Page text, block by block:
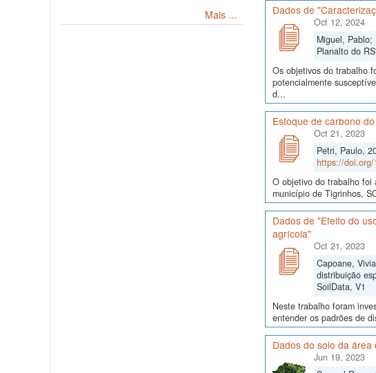
Mais ... Dados de
Oct 12, 2024
Miguel, Pablo;
Planalto do
Os objetivos do trabalho
potencialmente
d...
Estoque de carbono
Oct 21, 2023
Petri, Paulo,
https://doi.org/
O objetivo do trabalho foi
município de Tigrinhos,
Dados de "Efeito do
agrícola"
Oct 21, 2023
Capoane,
distribuição
SoilData, V1
Neste trabalho foram
entender os padrões de
Dados do solo da
Jun 19, 2023